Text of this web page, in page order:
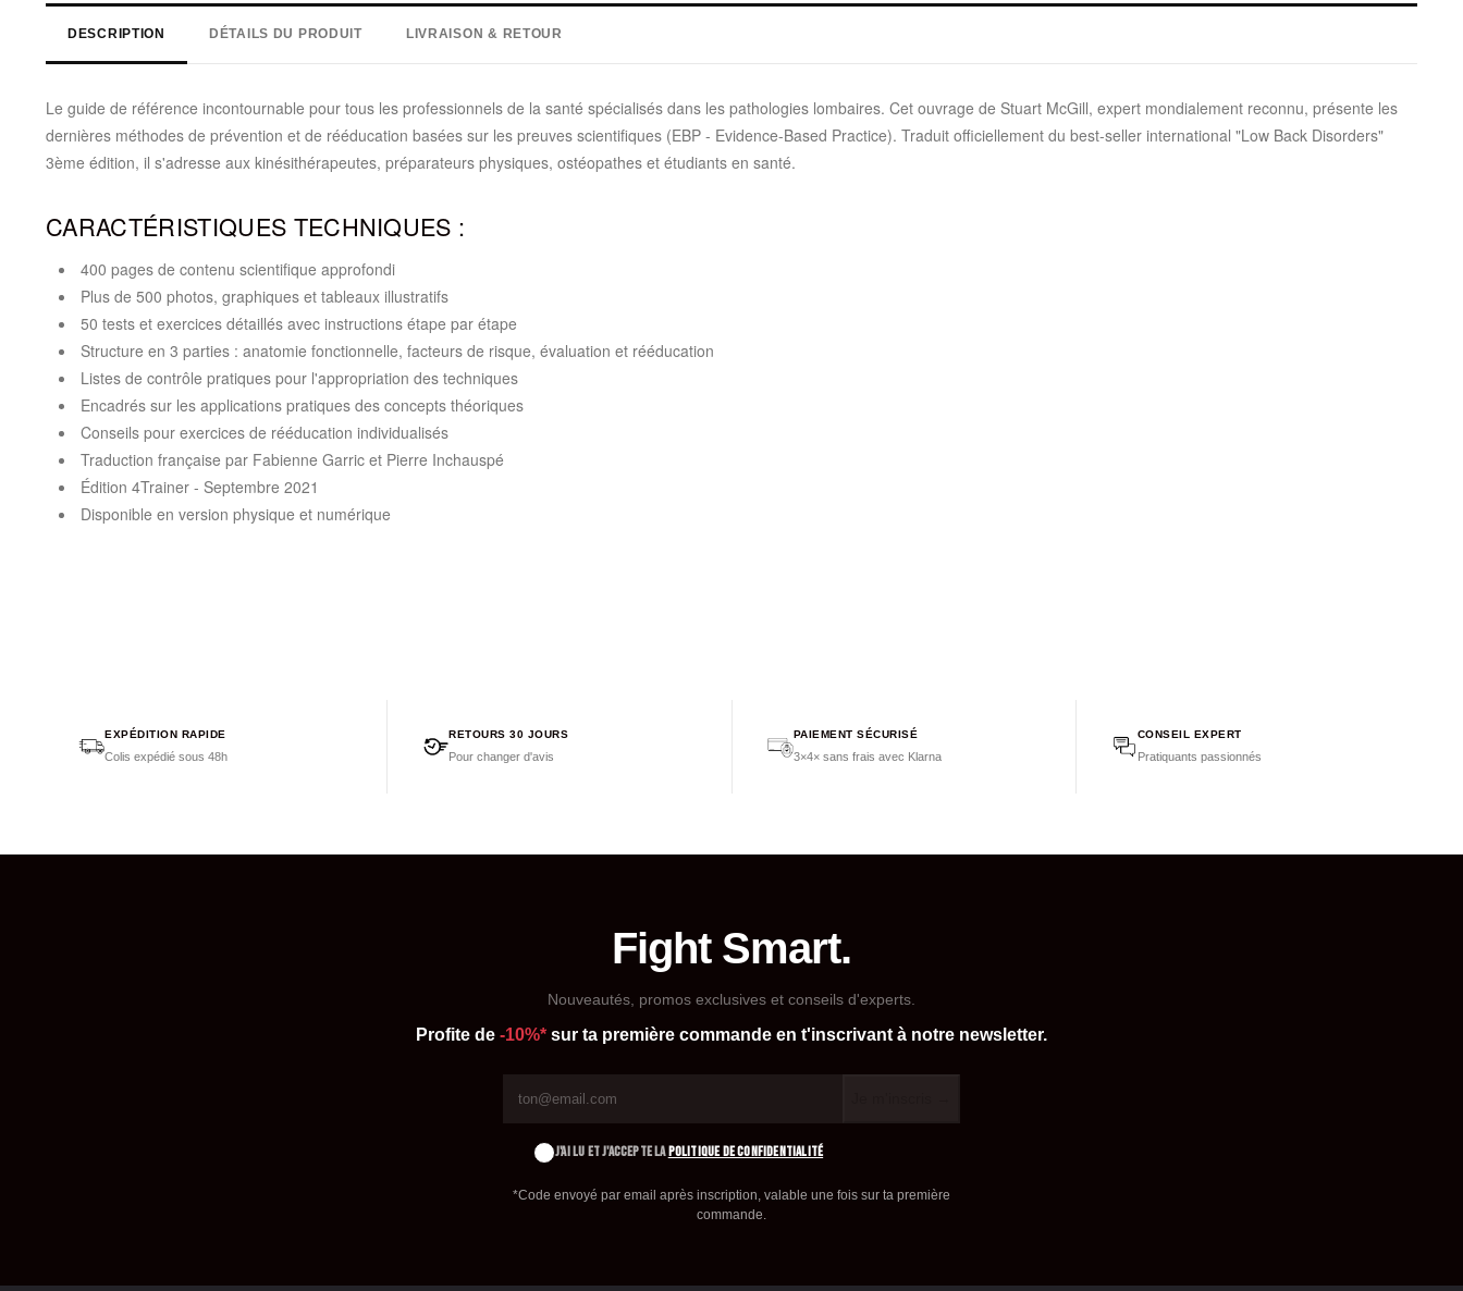
DESCRIPTION DÉTAILS DU PRODUIT LIVRAISON & RETOUR
Le guide de référence incontournable pour tous les professionnels de la santé spécialisés dans les pathologies lombaires. Cet ouvrage de Stuart McGill, expert mondialement reconnu, présente les
dernières méthodes de prévention et de rééducation basées sur les preuves scientifiques (EBP - Evidence-Based Practice). Traduit officiellement du best-seller international "Low Back Disorders"
3ème édition, il s'adresse aux kinésithérapeutes, préparateurs physiques, ostéopathes et étudiants en santé.
CARACTÉRISTIQUES TECHNIQUES :
400 pages de contenu scientifique approfondi
Plus de 500 photos, graphiques et tableaux illustratifs
50 tests et exercices détaillés avec instructions étape par étape
Structure en 3 parties : anatomie fonctionnelle, facteurs de risque, évaluation et rééducation
Listes de contrôle pratiques pour l'appropriation des techniques
Encadrés sur les applications pratiques des concepts théoriques
Conseils pour exercices de rééducation individualisés
Traduction française par Fabienne Garric et Pierre Inchauspé
Édition 4Trainer - Septembre 2021
Disponible en version physique et numérique
EXPÉDITION RAPIDE
Colis expédié sous 48h
RETOURS 30 JOURS
Pour changer d'avis
PAIEMENT SÉCURISÉ
3×4× sans frais avec Klarna
CONSEIL EXPERT
Pratiquants passionnés
Fight Smart.
Nouveautés, promos exclusives et conseils d'experts.
Profite de -10%* sur ta première commande en t'inscrivant à notre newsletter.
J'AI LU ET J'ACCEPTE LAPOLITIQUE DE CONFIDENTIALITÉ
*Code envoyé par email après inscription, valable une fois sur ta première
commande.